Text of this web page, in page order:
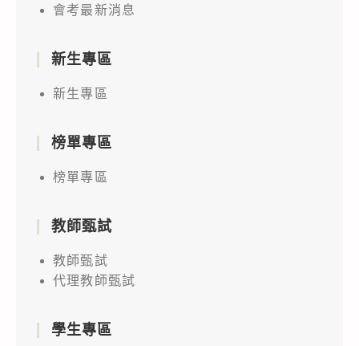
會考最新消息
新生專區
新生專區
榜單專區
榜單專區
教師甄試
教師甄試
代理教師甄試
學生專區